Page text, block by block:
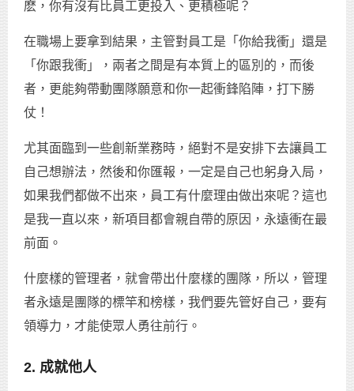
麽，你有沒有比員工更投入、更積極呢？
在職場上要拿到結果，主管對員工是「你給我衝」還是
「你跟我衝」，兩者之間是有本質上的區別的，而後
者，更能夠帶動團隊願意和你一起衝鋒陷陣，打下勝
仗！
尤其面臨到一些創新業務時，絕對不是安排下去讓員工
自己想辦法，然後和你匯報，一定是自己也躬身入局，
如果我們都做不出來，員工有什麼理由做出來呢？這也
是我一直以來，新項目都會親自帶的原因，永遠衝在最
前面。
什麼樣的管理者，就會帶出什麼樣的團隊，所以，管理
者永遠是團隊的標竿和榜樣，我們要先管好自己，要有
領導力，才能使眾人勇往前行。
2. 成就他人